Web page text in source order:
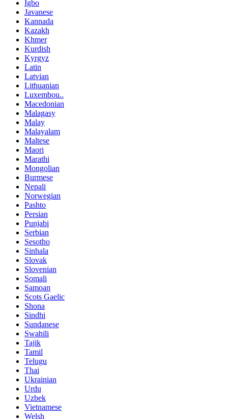
Igbo
Javanese
Kannada
Kazakh
Khmer
Kurdish
Kyrgyz
Latin
Latvian
Lithuanian
Luxembou..
Macedonian
Malagasy
Malay
Malayalam
Maltese
Maori
Marathi
Mongolian
Burmese
Nepali
Norwegian
Pashto
Persian
Punjabi
Serbian
Sesotho
Sinhala
Slovak
Slovenian
Somali
Samoan
Scots Gaelic
Shona
Sindhi
Sundanese
Swahili
Tajik
Tamil
Telugu
Thai
Ukrainian
Urdu
Uzbek
Vietnamese
Welsh